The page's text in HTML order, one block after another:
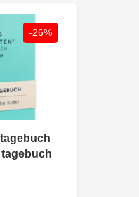
-26%
tagebuch